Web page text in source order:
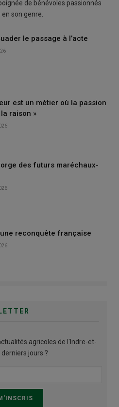
de bénévoles passionnés
son genre.
le passage à l’acte
est un métier où la passion
raison »
des futurs maréchaux-
reconquête française
agricoles de l'Indre-et-
derniers jours ?